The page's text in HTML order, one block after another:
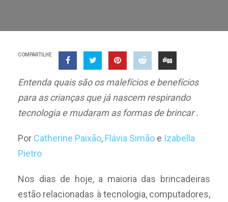
COMPARTILHE
Entenda quais são os malefícios e benefícios
para as crianças que já nascem respirando
tecnologia e mudaram as formas de brincar .
Por Catherine Paixão, Flávia Simão e Izabella
Pietro
Nos dias de hoje, a maioria das brincadeiras
estão relacionadas à tecnologia, computadores,